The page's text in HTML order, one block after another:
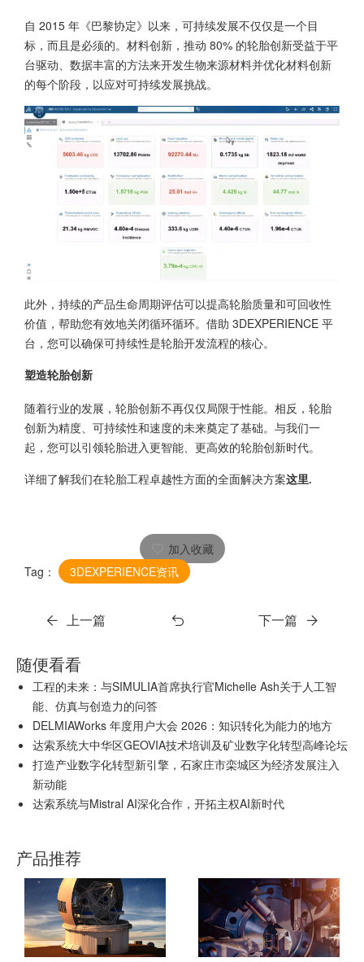
自 2015 年《巴黎协定》以来，可持续发展不仅仅是一个目
标，而且是必须的。材料创新，推动 80% 的轮胎创新受益于平
台驱动、数据丰富的方法来开发生物来源材料并优化材料创新
的每个阶段，以应对可持续发展挑战。
此外，持续的产品生命周期评估可以提高轮胎质量和可回收性
价值，帮助您有效地关闭循环循环。借助 3DEXPERIENCE 平
台 ，您可以确保可持续性是轮胎开发流程的核心。
塑造轮胎创新
随着行业的发展，轮胎创新不再仅仅局限于性能。相反，轮胎
创新为精度、可持续性和速度的未来奠定了基础。与我们一
起，您可以引领轮胎进入更智能、更高效的轮胎创新时代。
详细了解我们在轮胎工程卓越性方面的全面解决方案这里.
加入收藏
Tag：
3DEXPERIENCE资讯
上一篇 下一篇
随便看看
工程的未来：与SIMULIA首席执行官Michelle Ash关于人工智
能、仿真与创造力的问答
DELMIAWorks 年度用户大会 2026：知识转化为能力的地方
达索系统大中华区GEOVIA技术培训及矿业数字化转型高峰论坛
打造产业数字化转型新引擎，石家庄市栾城区为经济发展注入
新动能
达索系统与Mistral AI深化合作，开拓主权AI新时代
产品推荐